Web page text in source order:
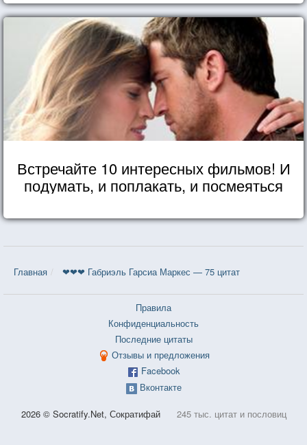
Встречайте 10 интересных фильмов! И
подумать, и поплакать, и посмеяться
Главная ❤❤❤ Габриэль Гарсиа Маркес — 75 цитат
Правила
Конфиденциальность
Последние цитаты
Отзывы и предложения
Facebook
Вконтакте
2026 © Socratify.Net, Сократифай 245 тыс. цитат и пословиц